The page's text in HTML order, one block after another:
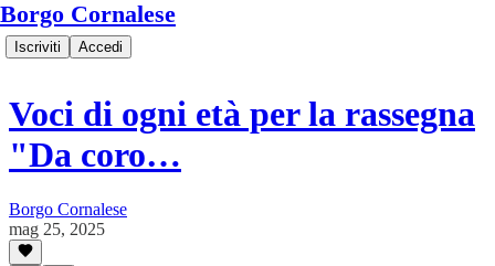
Borgo Cornalese
Iscriviti Accedi
Voci di ogni età per la rassegna
"Da coro…
Borgo Cornalese
mag 25, 2025